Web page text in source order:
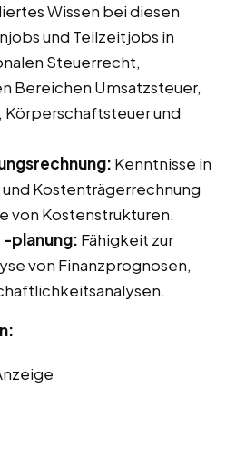
Wissen bei diesen
und Teilzeitjobs in
Steuerrecht,
Bereichen Umsatzsteuer,
und
Kenntnisse in
Kostenträgerrechnung
von Kostenstrukturen.
-planung: Fähigkeit zur
von Finanzprognosen,